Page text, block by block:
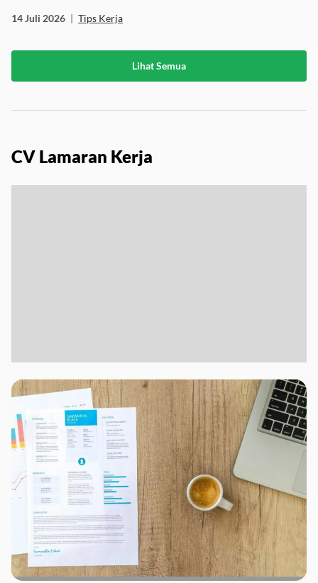
14 Juli 2026 | Tips Kerja
Lihat Semua
CV Lamaran Kerja